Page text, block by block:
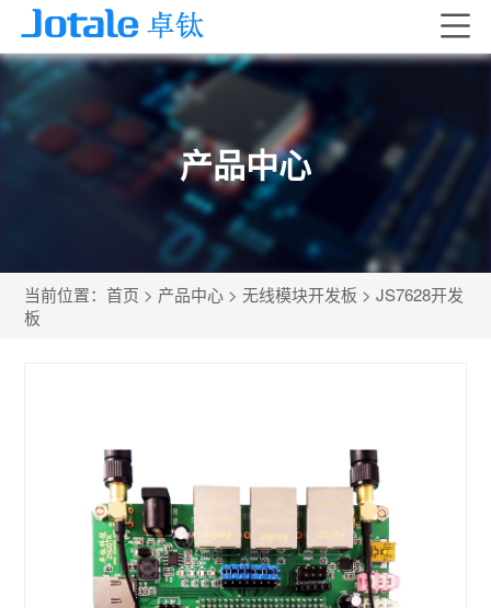
产品中心
当前位置：首页 > 产品中心 >无线模块开发板 >JS7628开发
板